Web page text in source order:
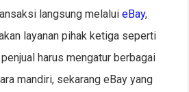
langsung melaluieBay,
layanan pihak ketiga seperti
harus mengatur berbagai
mandiri, sekarang eBay yang